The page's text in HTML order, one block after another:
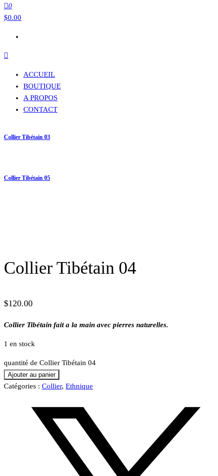
0
$0.00
ACCUEIL
BOUTIQUE
A PROPOS
CONTACT
Collier Tibétain 03
Collier Tibétain 05
Collier Tibétain 04
$120.00
Collier Tibétain fait a la main avec pierres naturelles.
1 en stock
quantité de Collier Tibétain 04
Ajouter au panier
Catégories : Collier, Ethnique